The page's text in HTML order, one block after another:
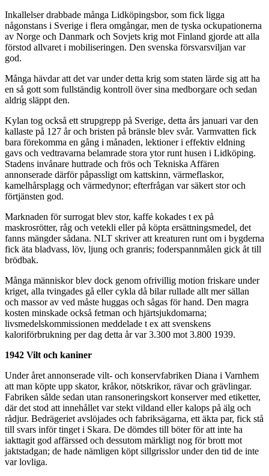
Inkallelser drabbade många Lidköpingsbor, som fick ligga
någonstans i Sverige i flera omgångar, men de tyska ockupationerna
av Norge och Danmark och Sovjets krig mot Finland gjorde att alla
förstod allvaret i mobiliseringen. Den svenska försvarsviljan var
god.
Många hävdar att det var under detta krig som staten lärde sig att ha
en så gott som fullständig kontroll över sina medborgare och sedan
aldrig släppt den.
Kylan tog också ett strupgrepp på Sverige, detta års januari var den
kallaste på 127 år och bristen på bränsle blev svår. Varmvatten fick
bara förekomma en gång i månaden, lektioner i effektiv eldning
gavs och vedtravarna belamrade stora ytor runt husen i Lidköping.
Stadens invånare huttrade och frös och Tekniska Affären
annonserade därför påpassligt om kattskinn, värmeflaskor,
kamelhårsplagg och värmedynor; efterfrågan var säkert stor och
förtjänsten god.
Marknaden för surrogat blev stor, kaffe kokades t ex på
maskrosrötter, råg och vetekli eller på köpta ersättningsmedel, det
fanns mängder sådana. NLT skriver att kreaturen runt om i bygderna
fick äta bladvass, löv, ljung och granris; foderspannmålen gick åt till
brödbak.
Många människor blev dock genom ofrivillig motion friskare under
kriget, alla tvingades gå eller cykla då bilar rullade allt mer sällan
och massor av ved måste huggas och sågas för hand. Den magra
kosten minskade också fetman och hjärtsjukdomarna;
livsmedelskommissionen meddelade t ex att svenskens
kaloriförbrukning per dag detta år var 3.300 mot 3.800 1939.
1942 Vilt och kaniner
Under året annonserade vilt- och konservfabriken Diana i Varnhem
att man köpte upp skator, kråkor, nötskrikor, rävar och grävlingar.
Fabriken sålde sedan utan ransoneringskort konserver med etiketter,
där det stod att innehållet var stekt vildand eller kalops på älg och
rådjur. Bedrägeriet avslöjades och fabriksägarna, ett äkta par, fick stå
till svars inför tinget i Skara. De dömdes till böter för att inte ha
iakttagit god affärssed och dessutom märkligt nog för brott mot
jaktstadgan; de hade nämligen köpt sillgrisslor under den tid de inte
var lovliga.